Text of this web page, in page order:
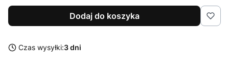
Dodaj do koszyka
Czas wysyłki:3 dni